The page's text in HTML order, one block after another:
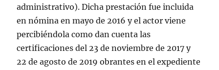
administrativo). Dicha prestación fue incluida
en nómina en mayo de 2016 y el actor viene
percibiéndola como dan cuenta las
certificaciones del 23 de noviembre de 2017 y
22 de agosto de 2019 obrantes en el expediente